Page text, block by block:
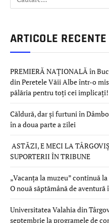
ARTICOLE RECENTE
PREMIERĂ NAȚIONALĂ în
din Peretele Văii Albe într-o
pălăria pentru toți cei implicați!
Căldură, dar și furtuni în
în a doua parte a zilei
ASTĂZI, E MECI LA
SUPORTERII ÎN TRIBUNE
„Vacanța la muzeu” continuă
O nouă săptămână de
Universitatea Valahia din
septembrie la programele de